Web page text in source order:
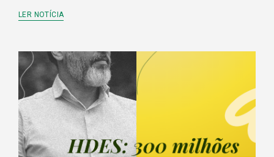
LER NOTÍCIA